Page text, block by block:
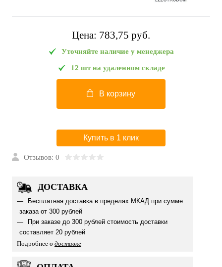
Цена: 783,75 pуб.
Уточняйте наличие у менеджера
12 шт на удаленном складе
В корзину
Купить в 1 клик
Отзывов: 0
ДОСТАВКА
Бесплатная доставка в пределах МКАД при сумме
заказа от 300 рублей
При заказе до 300 рублей стоимость доставки
составляет 20 рублей
Подробнее о доставке